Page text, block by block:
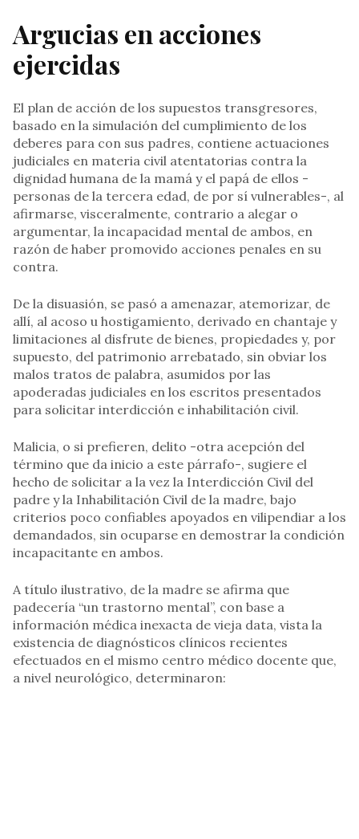
Argucias en acciones
ejercidas
El plan de acción de los supuestos transgresores,
basado en la simulación del cumplimiento de los
deberes para con sus padres, contiene actuaciones
judiciales en materia civil atentatorias contra la
dignidad humana de la mamá y el papá de ellos -
personas de la tercera edad, de por sí vulnerables-, al
afirmarse, visceralmente, contrario a alegar o
argumentar, la incapacidad mental de ambos, en
razón de haber promovido acciones penales en su
contra.
De la disuasión, se pasó a amenazar, atemorizar, de
allí, al acoso u hostigamiento, derivado en chantaje y
limitaciones al disfrute de bienes, propiedades y, por
supuesto, del patrimonio arrebatado, sin obviar los
malos tratos de palabra, asumidos por las
apoderadas judiciales en los escritos presentados
para solicitar interdicción e inhabilitación civil.
Malicia, o si prefieren, delito -otra acepción del
término que da inicio a este párrafo-, sugiere el
hecho de solicitar a la vez la Interdicción Civil del
padre y la Inhabilitación Civil de la madre, bajo
criterios poco confiables apoyados en vilipendiar a los
demandados, sin ocuparse en demostrar la condición
incapacitante en ambos.
A título ilustrativo, de la madre se afirma que
padecería “un trastorno mental”, con base a
información médica inexacta de vieja data, vista la
existencia de diagnósticos clínicos recientes
efectuados en el mismo centro médico docente que,
a nivel neurológico, determinaron: